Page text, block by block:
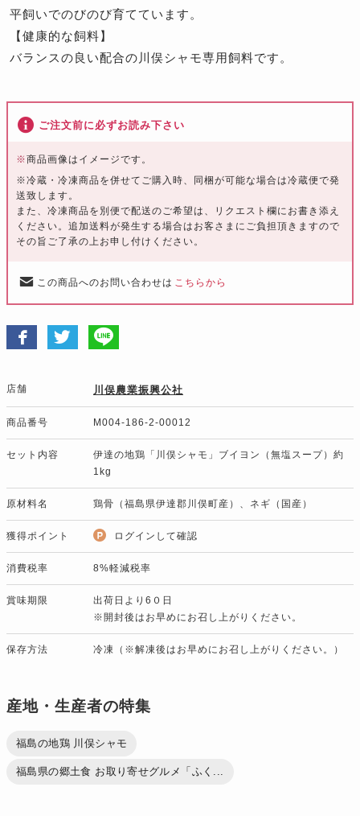
平飼いでのびのび育てています。
【健康的な飼料】
バランスの良い配合の川俣シャモ専用飼料です。
ご注文前に必ずお読み下さい
※商品画像はイメージです。
※冷蔵・冷凍商品を併せてご購入時、同梱が可能な場合は冷蔵便で発
送致します。
また、冷凍商品を別便で配送のご希望は、リクエスト欄にお書き添え
ください。追加送料が発生する場合はお客さまにご負担頂きますので
その旨ご了承の上お申し付けください。
この商品へのお問い合わせは こちらから
店舗 川俣農業振興公社
商品番号 M004-186-2-00012
セット内容
伊達の地鶏「川俣シャモ」ブイヨン（無塩スープ）約
1kg
原材料名 鶏骨（福島県伊達郡川俣町産）、ネギ（国産）
獲得ポイント ログインして確認
消費税率 8%軽減税率
賞味期限
出荷日より6０日
※開封後はお早めにお召し上がりください。
保存方法 冷凍（※解凍後はお早めにお召し上がりください。）
産地・生産者の特集
福島の地鶏 川俣シャモ
福島県の郷土食 お取り寄せグルメ「ふく...